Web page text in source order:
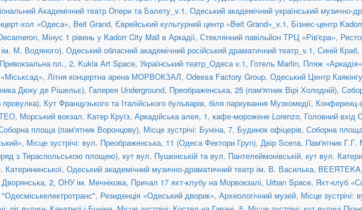
Академічний театр Опери та Балету_v.1, Одеський академічний український музично-
хол «Одеса», Beit Grand, Єврейський культурний центр «Beit Grand»_v.1, Бізнес-центр Kadorr
, Мінус 1 рівень у Kadorr City Mall в Аркадії, Стеклянний павільйон ТРЦ «Рів'єра»,
М. Водяного), Одеський обласний академічний російський драматичний театр_v.1, Синій Краб,
Привокзальна пл., 2, Kukla Art Space, Український театр_Одеса v.1, Готель Marlin, Пляж «Аркадія»
«Міськсад», Літня концертна арена МОРВОКЗАЛ, Odessa Factory Group, Одеський Центр Каякінгу
Дюку де Рішельє), Галерея Underground, Преображенська, 25 (пам'ятник Вірі Холодній),
провулка), Кут Французького та Італійського бульварів, біля паркування Музкомедії, Конференц-
, Морський вокзал, Катер Круїз, Аркадійська алея, 1, кафе-морожене Lorenzo, Головний вхід
площа (пам'ятник Воронцову), Місце зустрічі: Буніна, 7, Будинок офіцерів, Соборна
, Місце зустрічі: вул. Преображенська, 11 (Одеса Фектори Груп), Двір Scena, Пам'ятник Г.Г.
з Тираспольською площею), кут вул. Пушкінській та вул. Пантелеймонівській, кут вул.
Катерининської, Одеський академічний музично-драматичний театр ім. В. Василька, BEERTEKA,
2, ОНУ ім. Мечнікова, Причал 17 яхт-клубу на Морвокзалі, Urban Space, Яхт-клуб
, Резиденція «Одеський дворик», Археологічний музей, Місце зустрічі: